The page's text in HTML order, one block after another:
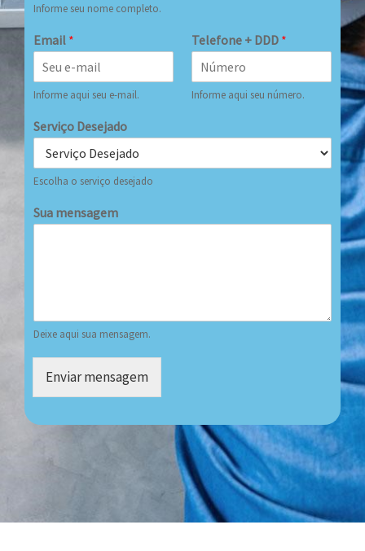
Informe seu nome completo.
Email *
Informe aqui seu e-mail.
Telefone + DDD *
Informe aqui seu número.
Serviço Desejado
Escolha o serviço desejado
Sua mensagem
Deixe aqui sua mensagem.
Enviar mensagem